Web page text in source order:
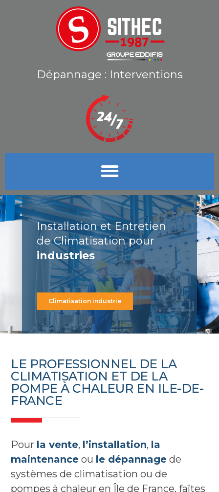
Dépannage : Interventions
LE PROFESSIONNEL DE LA
CLIMATISATION ET DE LA
POMPE À CHALEUR EN ILE-DE-
FRANCE
Pour la vente, l’installation, la
maintenance ou le dépannage de
systèmes de climatisation ou de
pompes à chaleur en Île de France, faîtes